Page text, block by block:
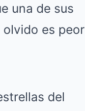
una de sus
olvido es peor
del